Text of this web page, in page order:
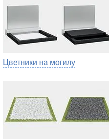
Цветники на могилу